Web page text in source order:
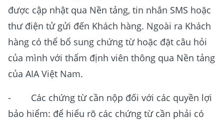
được cập nhật qua Nền tảng, tin nhắn SMS hoặc
thư điện tử gửi đến Khách hàng. Ngoài ra Khách
hàng có thể bổ sung chứng từ hoặc đặt câu hỏi
của mình với thẩm định viên thông qua Nền tảng
của AIA Việt Nam.
- Các chứng từ cần nộp đối với các quyền lợi
bảo hiểm: để hiểu rõ các chứng từ cần phải có